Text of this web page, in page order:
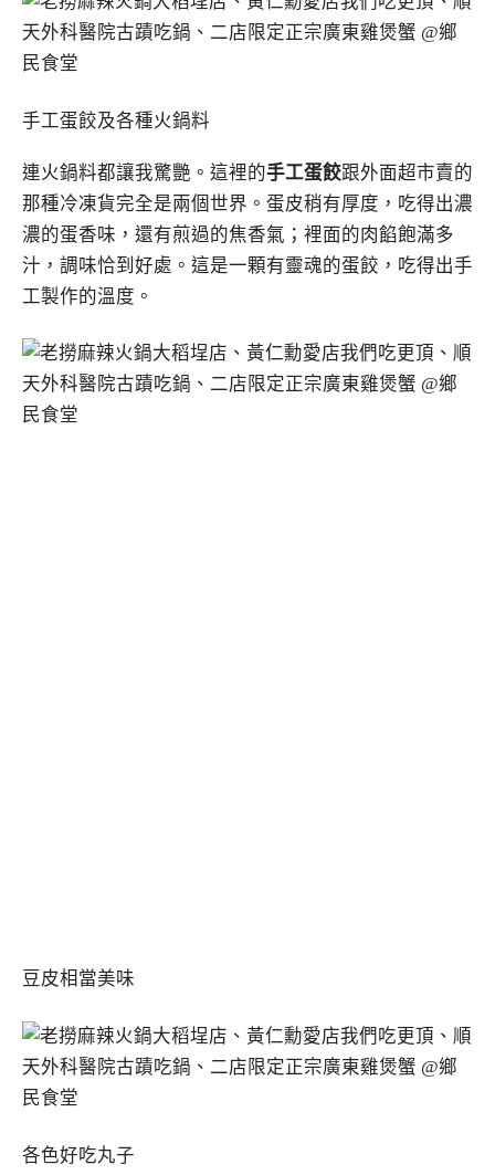
手工蛋餃及各種火鍋料
連火鍋料都讓我驚艷。這裡的手工蛋餃跟外面超市賣的
那種冷凍貨完全是兩個世界。蛋皮稍有厚度，吃得出濃
濃的蛋香味，還有煎過的焦香氣；裡面的肉餡飽滿多
汁，調味恰到好處。這是一顆有靈魂的蛋餃，吃得出手
工製作的溫度。
豆皮相當美味
各色好吃丸子